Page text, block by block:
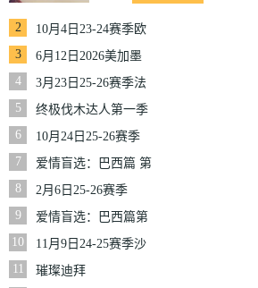
2
10月4日23-24赛季欧
冠小组赛第2轮那不
勒斯VS皇家马德里
3
6月12日2026美加墨
世界杯小组赛韩国VS
捷克
4
3月23日25-26赛季法
甲第27轮雷恩VS梅斯
5
终极伐木达人第一季
6
10月24日25-26赛季
NBA常规赛掘金VS
勇士
7
爱情盲选：巴西篇 第
二季
8
2月6日25-26赛季
NBA常规赛篮网VS
魔术
9
爱情盲选：巴西篇第
二季
10
11月9日24-25赛季沙
联第10轮利雅得体育
VS利雅得胜利
11
璀璨迪拜